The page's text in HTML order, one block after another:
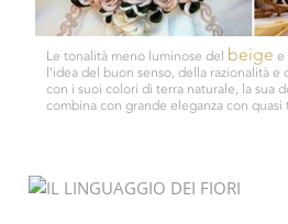
Le tonalità meno luminose del beige e
l’idea del buon senso, della razionalità e
con i suoi colori di terra naturale, la sua
combina con grande eleganza con